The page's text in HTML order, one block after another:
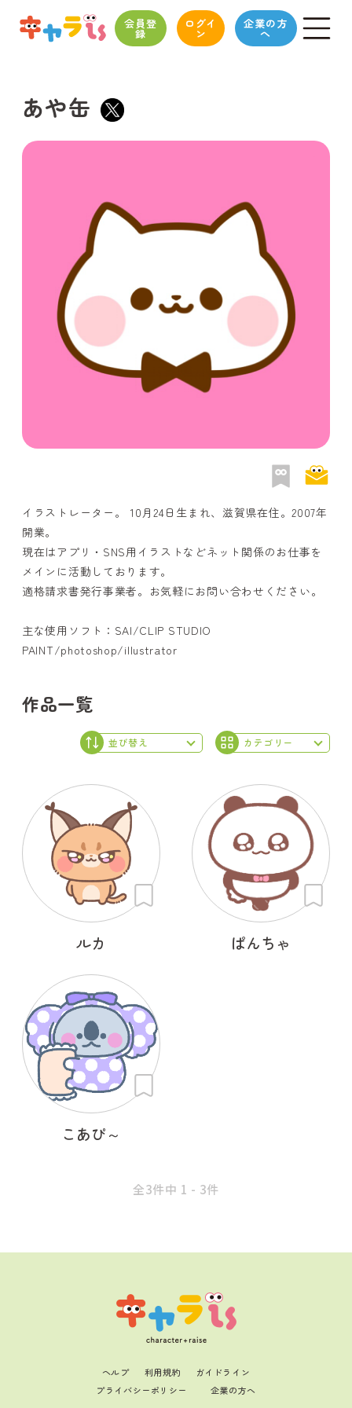
会員登
録
ログイ
ン
企業の方
へ
あや缶
イラストレーター。 10月24日生まれ、滋賀県在住。2007年
開業。
現在はアプリ・SNS用イラストなどネット関係のお仕事を
メインに活動しております。
適格請求書発行事業者。お気軽にお問い合わせください。
主な使用ソフト：SAI/CLIP STUDIO
PAINT/photoshop/illustrator
作品一覧
ルカ ぱんちゃ
こあぴ～
全3件中 1 - 3件
ヘルプ 利用規約
ガイドライン
プライバシーポリシー
企業の方へ